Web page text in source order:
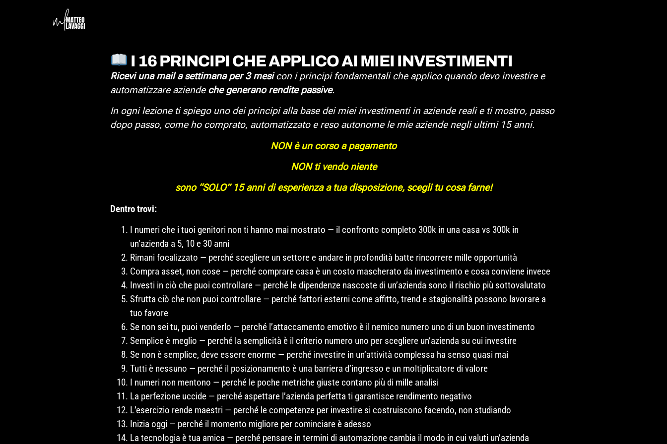
I 16 PRINCIPI CHE APPLICO AI MIEI INVESTIMENTI
Ricevi una mail a settimana per 3 mesicon i principi fondamentali che applico quando devo investire e
automatizzare aziende che generano rendite passive.
In ogni lezione ti spiego uno dei principi alla base dei miei investimenti in aziende reali e ti mostro, passo
dopo passo, come ho comprato, automatizzato e reso autonome le mie aziende negli ultimi 15 anni.
NON è un corso a pagamento
NON ti vendo niente
sono “SOLO” 15 anni di esperienza a tua disposizione, scegli tu cosa farne!
Dentro trovi:
I numeri che i tuoi genitori non ti hanno mai mostrato — il confronto completo 300k in una casa vs 300k in
un’azienda a 5, 10 e 30 anni
Rimani focalizzato — perché scegliere un settore e andare in profondità batte rincorrere mille opportunità
Compra asset, non cose — perché comprare casa è un costo mascherato da investimento e cosa conviene invece
Investi in ciò che puoi controllare — perché le dipendenze nascoste di un’azienda sono il rischio più sottovalutato
Sfrutta ciò che non puoi controllare — perché fattori esterni come affitto, trend e stagionalità possono lavorare a
tuo favore
Se non sei tu, puoi venderlo — perché l’attaccamento emotivo è il nemico numero uno di un buon investimento
Semplice è meglio — perché la semplicità è il criterio numero uno per scegliere un’azienda su cui investire
Se non è semplice, deve essere enorme — perché investire in un’attività complessa ha senso quasi mai
Tutti è nessuno — perché il posizionamento è una barriera d’ingresso e un moltiplicatore di valore
I numeri non mentono — perché le poche metriche giuste contano più di mille analisi
La perfezione uccide — perché aspettare l’azienda perfetta ti garantisce rendimento negativo
L’esercizio rende maestri — perché le competenze per investire si costruiscono facendo, non studiando
Inizia oggi — perché il momento migliore per cominciare è adesso
La tecnologia è tua amica — perché pensare in termini di automazione cambia il modo in cui valuti un’azienda